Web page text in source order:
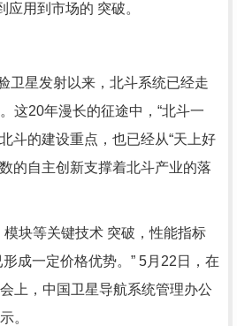
应用到市场的 突破。
卫星发射以来，北斗系统已经走
这20年漫长的征途中，“北斗一
斗的建设重点，也已经从“天上好
数的自主创新支撑着北斗产业的落
模块等关键技术 突破，性能指标
成一定价格优势。” 5月22日，在
上，中国卫星导航系统管理办公
。